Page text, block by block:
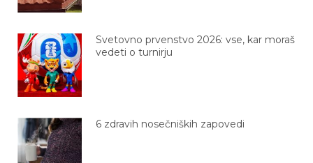
Svetovno prvenstvo 2026: vse, kar moraš
vedeti o turnirju
6 zdravih nosečniških zapovedi